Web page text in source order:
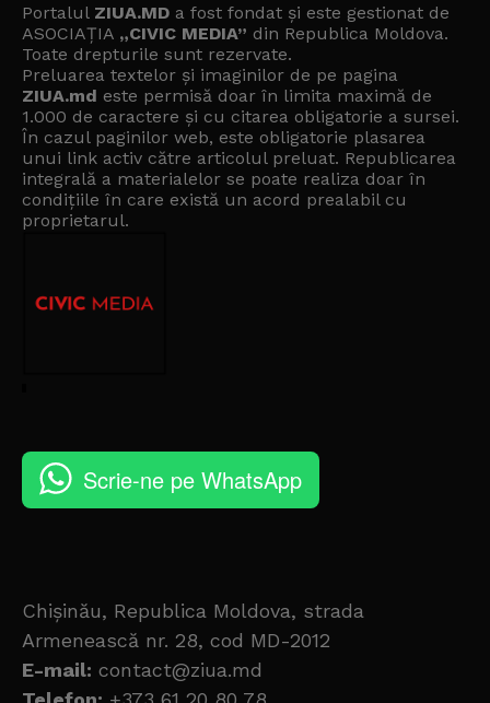
Portalul ZIUA.MD a fost fondat și este gestionat de
ASOCIAȚIA „CIVIC MEDIA” din Republica Moldova.
Toate drepturile sunt rezervate.
Preluarea textelor și imaginilor de pe pagina
ZIUA.md este permisă doar în limita maximă de
1.000 de caractere și cu citarea obligatorie a sursei.
În cazul paginilor web, este obligatorie plasarea
unui link activ către articolul preluat. Republicarea
integrală a materialelor se poate realiza doar în
condițiile în care există un acord prealabil cu
proprietarul.
Scrie-ne pe WhatsApp
Chișinău, Republica Moldova, strada
Armenească nr. 28, cod MD-2012
E-mail: contact@ziua.md